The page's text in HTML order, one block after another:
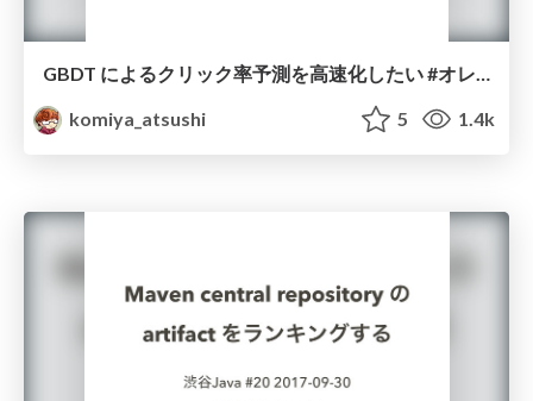
GBDT によるクリック率予測を高速化したい #オレシカナイト vol.4
komiya_atsushi
5 1.4k